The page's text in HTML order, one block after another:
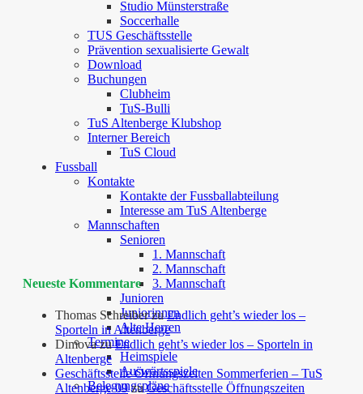
Studio Münsterstraße
Soccerhalle
TUS Geschäftsstelle
Prävention sexualisierte Gewalt
Download
Buchungen
Clubheim
TuS-Bulli
TuS Altenberge Klubshop
Interner Bereich
TuS Cloud
Fussball
Kontakte
Kontakte der Fussballabteilung
Interesse am TuS Altenberge
Mannschaften
Senioren
1. Mannschaft
2. Mannschaft
3. Mannschaft
Junioren
Juniorinnen
Alte Herren
Termine
Heimspiele
Auswärtsspiele
Belegungspläne
Neueste Kommentare
Thomas SchreiberzuEndlich geht’s wieder los –
Sporteln in Altenberge
DimovazuEndlich geht’s wieder los – Sporteln in
Altenberge
Geschäftsstelle Öffnungszeiten Sommerferien – TuS
Altenberge 09zuGeschäftsstelle Öffnungszeiten